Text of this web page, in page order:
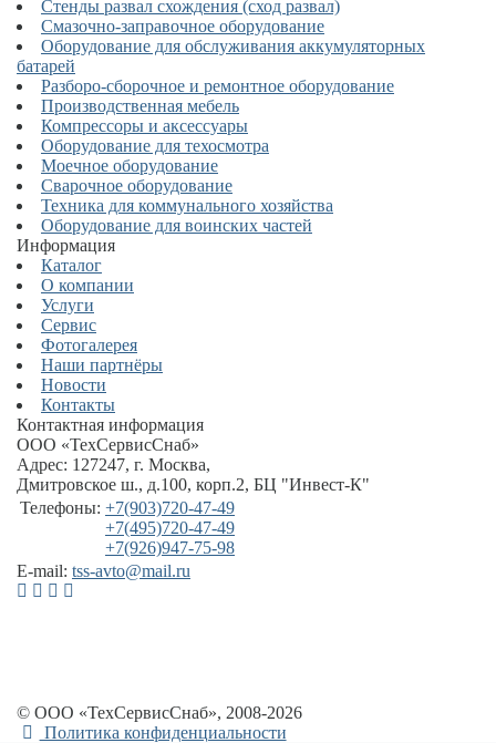
Стенды развал схождения (сход развал)
Смазочно-заправочное оборудование
Оборудование для обслуживания аккумуляторных
батарей
Разборо-сборочное и ремонтное оборудование
Производственная мебель
Компрессоры и аксессуары
Оборудование для техосмотра
Моечное оборудование
Сварочное оборудование
Техника для коммунального хозяйства
Оборудование для воинских частей
Информация
Каталог
О компании
Услуги
Сервис
Фотогалерея
Наши партнёры
Новости
Контакты
Контактная информация
ООО «ТехСервисСнаб»
Адрес: 127247, г. Москва,
Дмитровское ш., д.100, корп.2, БЦ "Инвест-К"
Телефоны: +7(903)720-47-49
+7(495)720-47-49
+7(926)947-75-98
E-mail: tss-avto@mail.ru
© ООО «ТехСервисСнаб», 2008-2026
Политика конфиденциальности